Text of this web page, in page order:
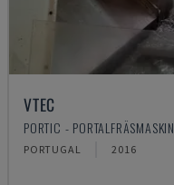
VTEC
PORTIC - PORTALFRÄSMASKIN
PORTUGAL 2016